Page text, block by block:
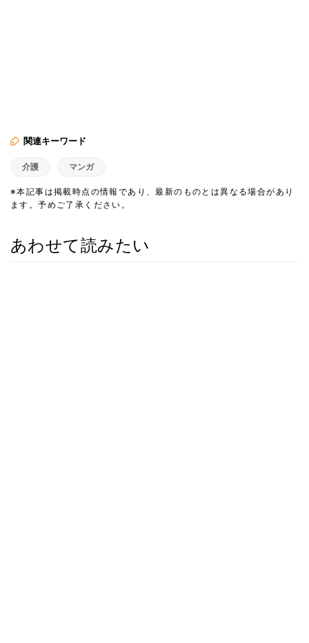
関連キーワード
介護 マンガ
※本記事は掲載時点の情報であり、最新のものとは異なる場合があり
ます。予めご了承ください。
あわせて読みたい